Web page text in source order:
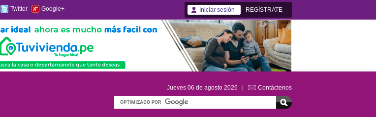
Twitter Google+ Iniciar sesión REGÍSTRATE
Jueves 06 de agosto 2026 | Contáctenos